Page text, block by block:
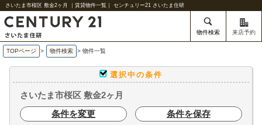
さいたま市桜区 敷金2ヶ月 ｜賃貸物件一覧｜ センチュリー21 さいたま住研
物件検索 来店予約
TOPページ > 物件検索 > 物件一覧
選択中の条件
さいたま市桜区 敷金2ヶ月
条件を変更
条件を保存